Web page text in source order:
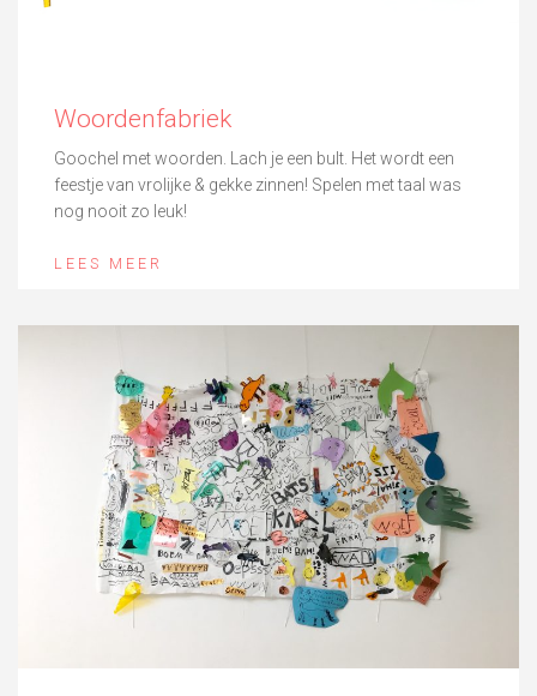
Woordenfabriek
Goochel met woorden. Lach je een bult. Het wordt een
feestje van vrolijke & gekke zinnen! Spelen met taal was
nog nooit zo leuk!
LEES MEER